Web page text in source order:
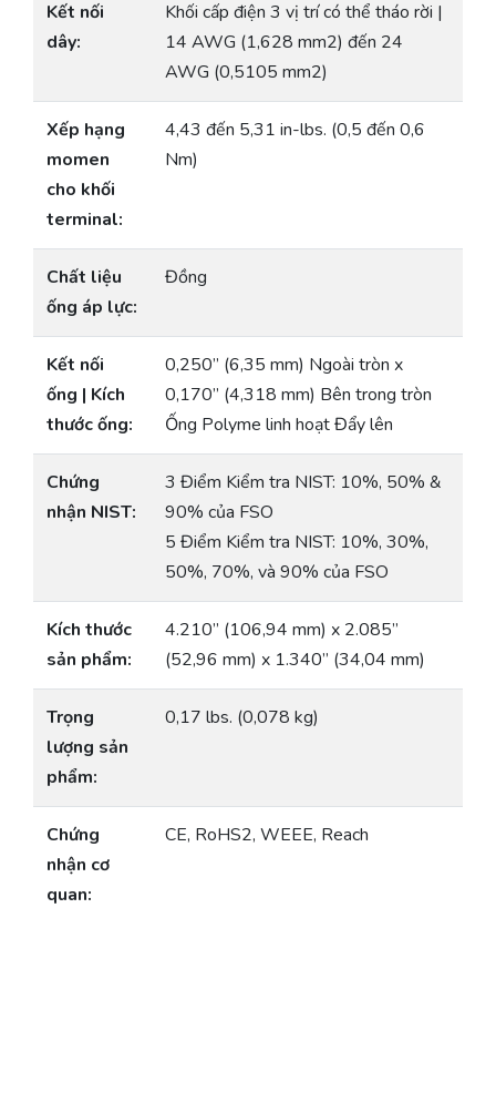
Kết nối
dây:
Khối cấp điện 3 vị trí có thể tháo rời |
14 AWG (1,628 mm2) đến 24
AWG (0,5105 mm2)
Xếp hạng
momen
cho khối
terminal:
4,43 đến 5,31 in-lbs. (0,5 đến 0,6
Nm)
Chất liệu
ống áp lực:
Đồng
Kết nối
ống | Kích
thước ống:
0,250” (6,35 mm) Ngoài tròn x
0,170” (4,318 mm) Bên trong tròn
Ống Polyme linh hoạt Đẩy lên
Chứng
nhận NIST:
3 Điểm Kiểm tra NIST: 10%, 50% &
90% của FSO
5 Điểm Kiểm tra NIST: 10%, 30%,
50%, 70%, và 90% của FSO
Kích thước
sản phẩm:
4.210” (106,94 mm) x 2.085”
(52,96 mm) x 1.340” (34,04 mm)
Trọng
lượng sản
phẩm:
0,17 lbs. (0,078 kg)
Chứng
nhận cơ
quan:
CE, RoHS2, WEEE, Reach